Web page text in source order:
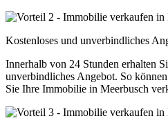
Kostenloses und unverbindliches
Innerhalb von 24 Stunden erhalten
unverbindliches Angebot. So
Sie Ihre Immobilie in Meerbusch